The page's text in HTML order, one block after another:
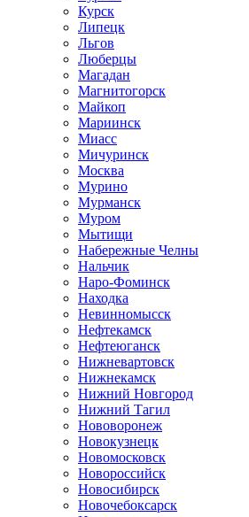
Курск
Липецк
Льгов
Люберцы
Магадан
Магнитогорск
Майкоп
Мариинск
Миасс
Мичуринск
Москва
Мурино
Мурманск
Муром
Мытищи
Набережные Челны
Нальчик
Наро-Фоминск
Находка
Невинномысск
Нефтекамск
Нефтеюганск
Нижневартовск
Нижнекамск
Нижний Новгород
Нижний Тагил
Нововоронеж
Новокузнецк
Новомосковск
Новороссийск
Новосибирск
Новочебоксарск